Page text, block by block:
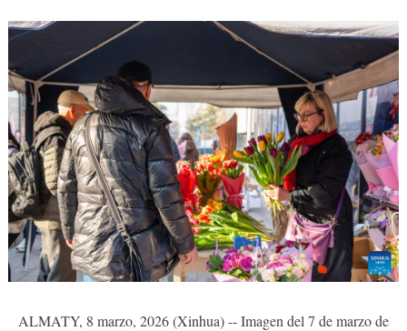
ALMATY, 8 marzo, 2026 (Xinhua) -- Imagen del 7 de marzo de